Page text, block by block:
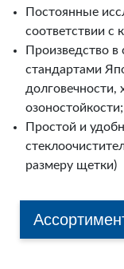
Постоянные
соответствии с
Произведство
стандартами
долговечности,
Простой и
размеру щетки)